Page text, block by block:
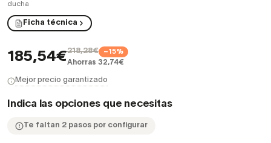
ducha
Ficha técnica
185,54€218,28€ −15%
Ahorras 32,74€
Mejor precio garantizado
Indica las opciones que necesitas
Te faltan 2 pasos por configurar